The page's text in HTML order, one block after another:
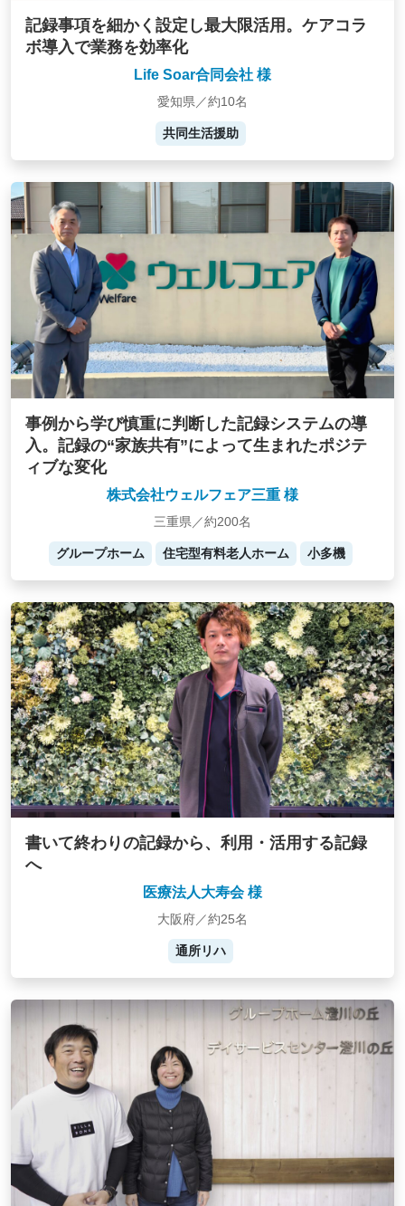
記録事項を細かく設定し最大限活用。ケアコラ
ボ導入で業務を効率化
Life Soar合同会社 様
愛知県／約10名
共同生活援助
事例から学び慎重に判断した記録システムの導
入。記録の“家族共有”によって生まれたポジテ
ィブな変化
株式会社ウェルフェア三重 様
三重県／約200名
グループホーム 住宅型有料老人ホーム 小多機
書いて終わりの記録から、利用・活用する記録
へ
医療法人大寿会 様
大阪府／約25名
通所リハ